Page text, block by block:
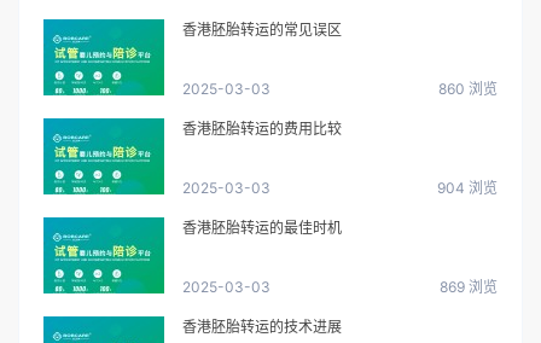
香港胚胎转运的常见误区
2025-03-03 860 浏览
香港胚胎转运的费用比较
2025-03-03 904 浏览
香港胚胎转运的最佳时机
2025-03-03 869 浏览
香港胚胎转运的技术进展